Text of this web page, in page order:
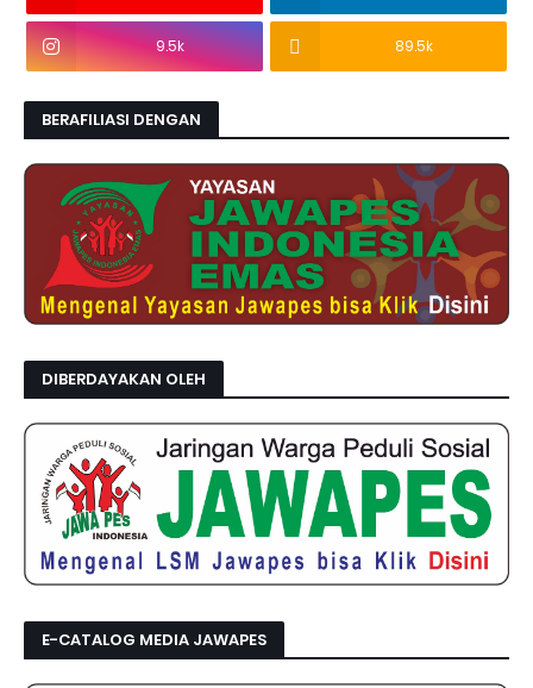
9.5k 89.5k
BERAFILIASI DENGAN
DIBERDAYAKAN OLEH
E-CATALOG MEDIA JAWAPES